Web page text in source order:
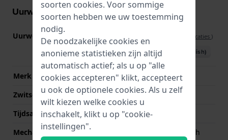
Uurwerk informatie
Uurwerk nr. SW510 BH b Bekijk specificaties )
Download handboek (English)
Merk uurwerk
Sellita
Zwitsers uurwerk
Ja
Tijdsaanduiding
Analoog
Mechanisme
Mechanisch automatisch
soorten cookies. Voor sommige
soorten hebben we uw toestemming
nodig.
De noodzakelijke cookies en
anonieme statistieken zijn altijd
automatisch actief; als u op "alle
cookies accepteren" klikt, accepteert
u ook de optionele cookies. Als u zelf
wilt kiezen welke cookies u
inschakelt, klikt u op "cookie-
instellingen".